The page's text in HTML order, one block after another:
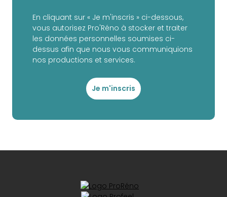
En cliquant sur « Je m'inscris » ci-dessous,
vous autorisez Pro'Réno à stocker et traiter
les données personnelles soumises ci-
dessus afin que nous vous communiquions
nos productions et services.
Je m'inscris